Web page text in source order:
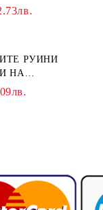
-
РУИНИ
КАРТИ